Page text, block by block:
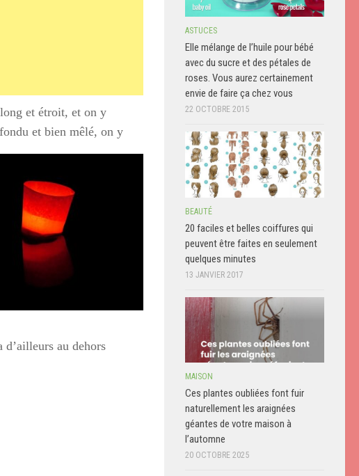
et étroit, et on y
et bien mêlé, on y
d’ailleurs au dehors
ASTUCES
Elle mélange de l’huile pour bébé
avec du sucre et des pétales de
roses. Vous aurez certainement
envie de faire ça chez vous
22 OCTOBRE 2015
BEAUTÉ
20 faciles et belles coiffures qui
peuvent être faites en seulement
quelques minutes
13 JANVIER 2017
MAISON
Ces plantes oubliées font fuir
naturellement les araignées
géantes de votre maison à
l’automne
20 OCTOBRE 2025